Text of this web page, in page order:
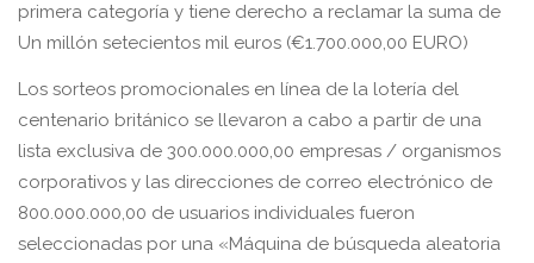
primera categoría y tiene derecho a reclamar la suma de
Un millón setecientos mil euros (€1.700.000,00 EURO)
Los sorteos promocionales en línea de la lotería del
centenario británico se llevaron a cabo a partir de una
lista exclusiva de 300.000.000,00 empresas / organismos
corporativos y las direcciones de correo electrónico de
800.000.000,00 de usuarios individuales fueron
seleccionadas por una «Máquina de búsqueda aleatoria